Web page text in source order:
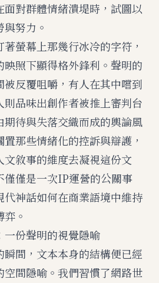
對群體情緒潰堤時，試圖以
努力。
螢幕上那幾行冰冷的字符，
照下顯得格外鋒利。聲明的
反覆咀嚼，有人在其中嚐到
品味出創作者被推上審判台
期待與失落交織而成的輿論風
那些情緒化的控訴與辯護，
敘事的維度去凝視這份文
僅僅是一次IP運營的公關事
神話如何在商業語境中維持
。
一份聲明的視覺隱喻
間，文本本身的結構便已經
間隱喻。我們習慣了網路世